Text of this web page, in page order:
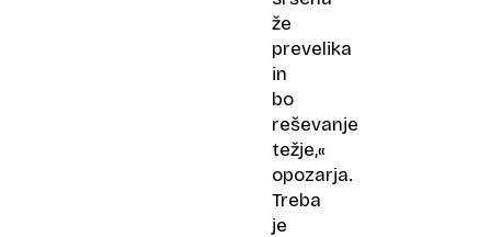
že
prevelika
in
bo
reševanje
težje,«
opozarja.
Treba
je